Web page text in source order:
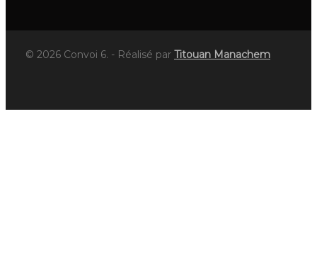
© 2026 Convoi 6. - Réalisé par Titouan Manachem